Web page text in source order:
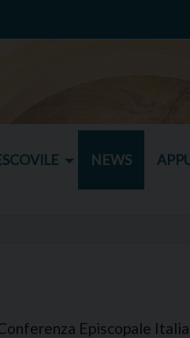
NEWS
Episcopale